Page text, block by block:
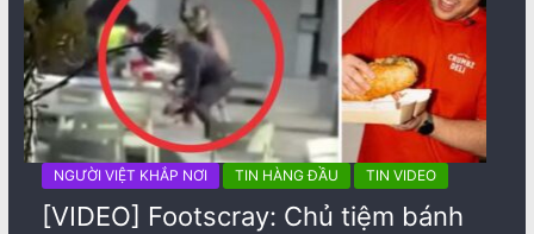
NGƯỜI VIỆT KHẮP NƠI TIN HÀNG ĐẦU TIN VIDEO
[VIDEO] Footscray: Chủ tiệm bánh